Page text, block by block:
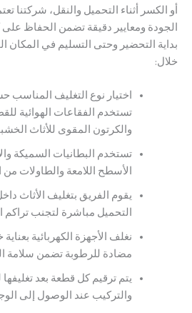
أثناء التحميل والنقل، شركتنا تعتمد على
ومعايير دقيقة تضمن الحفاظ على كل
التحضير وحتى التسليم في المكان الجديد،
اختيار نوع التغليف المناسب حسب
تستخدم الفقاعات الهوائية للقطع
والكرتون المقوى للأثاث الخشبي.
تستخدم البطانيات السميكة والأقمشة
الأسطح اللامعة والطاولات من الخدوش
يقوم الفريق بتغليف الأثاث داخل
التحميل مباشرة لتجنب تراكم الأتربة أو
نغلف الأجهزة الكهربائية بعناية خاصة
مضادة للرطوبة تضمن سلامة المكونات
يتم ترقيم كل قطعة بعد تغليفها لتسهيل
والتركيب عند الوصول إلى الوجهة